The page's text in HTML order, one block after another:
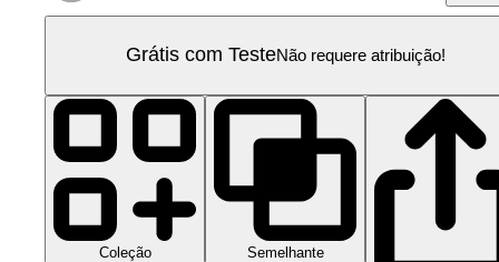
Grátis com TesteNão requere atribuição!
Coleção Semelhante